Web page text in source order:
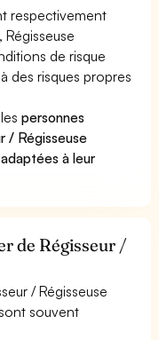
respectivement
Régisseuse
de risque
des risques propres
lespersonnes
/ Régisseuse
à leur
de Régisseur /
/ Régisseuse
souvent